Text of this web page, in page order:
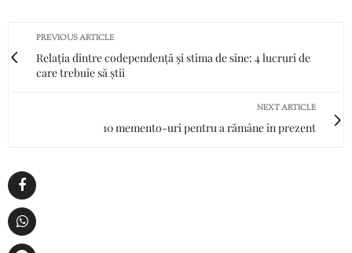
PREVIOUS ARTICLE
Relația dintre codependență și stima de sine: 4 lucruri de
care trebuie să știi
NEXT ARTICLE
10 memento-uri pentru a rămâne în prezent